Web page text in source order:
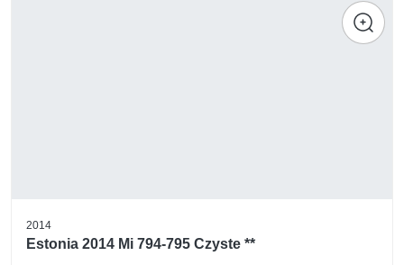
2014
Estonia 2014 Mi 794-795 Czyste **